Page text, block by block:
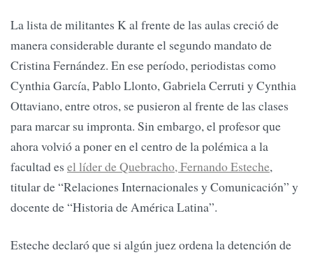
La lista de militantes K al frente de las aulas creció de
manera considerable durante el segundo mandato de
Cristina Fernández. En ese período, periodistas como
Cynthia García, Pablo Llonto, Gabriela Cerruti y Cynthia
Ottaviano, entre otros, se pusieron al frente de las clases
para marcar su impronta. Sin embargo, el profesor que
ahora volvió a poner en el centro de la polémica a la
facultad es el líder de Quebracho, Fernando Esteche,
titular de “Relaciones Internacionales y Comunicación” y
docente de “Historia de América Latina”.
Esteche declaró que si algún juez ordena la detención de